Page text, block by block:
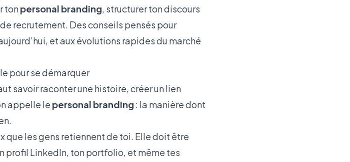
tonpersonal branding, structurer ton discours
recrutement. Des conseils pensés pour
et aux évolutions rapides du marché
pour se démarquer
savoir raconter une histoire, créer un lien
appelle le personal branding : la manière dont
que les gens retiennent de toi. Elle doit être
profil LinkedIn, ton portfolio, et même tes